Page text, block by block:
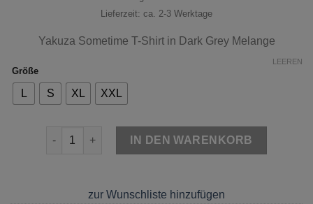
Lieferzeit: ca. 2-3 Werktage
Yakuza Sometime T-Shirt in Dark Grey Melange
Größe
L S XL XXL
LEEREN
Yakuza Sometime T-Shirt Dark Grey Melange Menge
IN DEN WARENKORB
zur Wunschliste hinzufügen